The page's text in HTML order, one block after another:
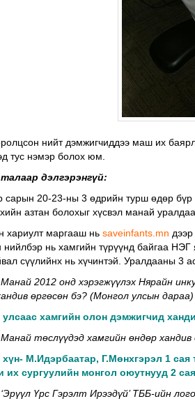
нийт дэмжигчиддээ маш их
тус нэмэр болох юм.
дэлгэрэнгүй:
сарын 20-23-ны 3 өдрийн турш өдөр бүр
азтан болохыг хүсвэл манай
хариулт маргааш нь saveinfants.mn
нь хамгийн түрүүнд байгаа НЭГ
сүүлийнх нь хүчинтэй. Уралдааны 3
Манай 2012 онд хэрэгжүүлэх Нярайн
өргөсөн бэ? (Монгол улсын дараа)
хамгийн олон дэмжигчид
Манай төслүүдэд хамгийн өндөр хандив
М.Идэрбаатар, Г.Мөнхгэрэл 1 сая
их сургуулийн монгол оюутнууд 2
‘Эрүүл Үрс Гэрэлт Ирээдүй’ ТББ-ийн